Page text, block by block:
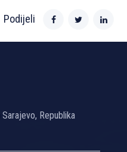
Podijeli
Republika